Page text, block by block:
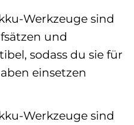
Werkzeuge sind
und
sodass du sie für
einsetzen
Werkzeuge sind